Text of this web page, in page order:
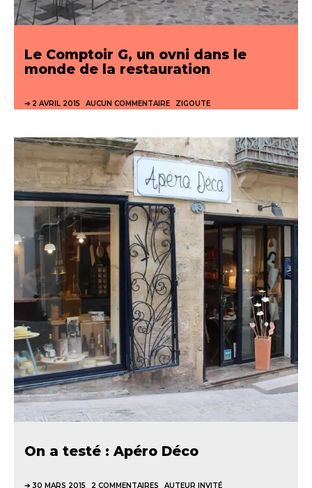
Le Comptoir G, un ovni dans le
monde de la restauration
2 AVRIL 2015 AUCUN COMMENTAIRE ZIGOUTE
On a testé : Apéro Déco
30 MARS 2015 2 COMMENTAIRES AUTEUR INVITÉ